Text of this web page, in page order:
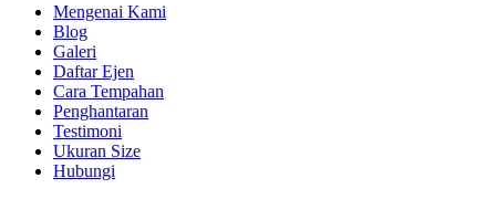
Mengenai Kami
Blog
Galeri
Daftar Ejen
Cara Tempahan
Penghantaran
Testimoni
Ukuran Size
Hubungi